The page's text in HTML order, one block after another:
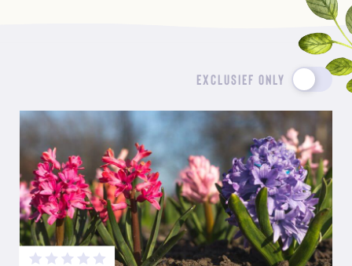
EXCLUSIEF ONLY